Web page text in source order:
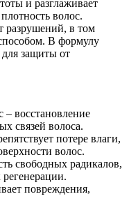
и разглаживает
волос.
разрушений, в том
В формулу
защиты от
– восстановление
связей волоса.
потере влаги,
волос.
свободных радикалов,
регенерации.
повреждения,